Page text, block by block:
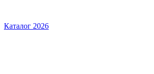
Каталог 2026